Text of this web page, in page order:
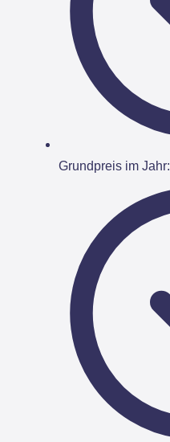
Grundpreis im Jahr: